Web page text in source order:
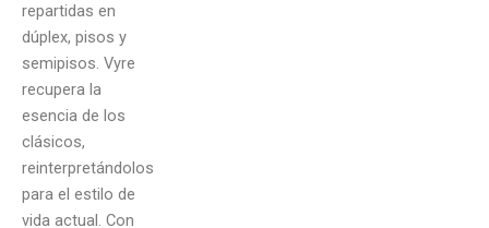
repartidas en
dúplex, pisos y
semipisos. Vyre
recupera la
esencia de los
clásicos,
reinterpretándolos
para el estilo de
vida actual. Con